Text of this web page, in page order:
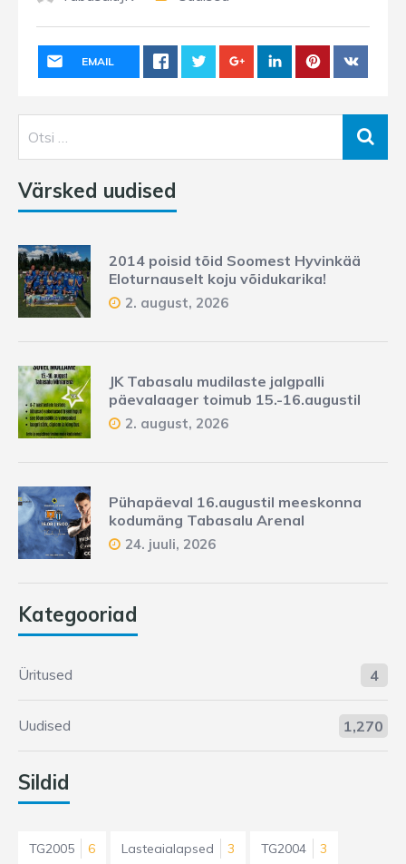
EMAIL
Värsked uudised
2014 poisid tõid Soomest Hyvinkää
Eloturnauselt koju võidukarika!
2. august, 2026
JK Tabasalu mudilaste jalgpalli
päevalaager toimub 15.-16.augustil
2. august, 2026
Pühapäeval 16.augustil meeskonna
kodumäng Tabasalu Arenal
24. juuli, 2026
Kategooriad
Üritused 4
Uudised 1,270
Sildid
TG2005 6 Lasteaialapsed 3 TG2004 3